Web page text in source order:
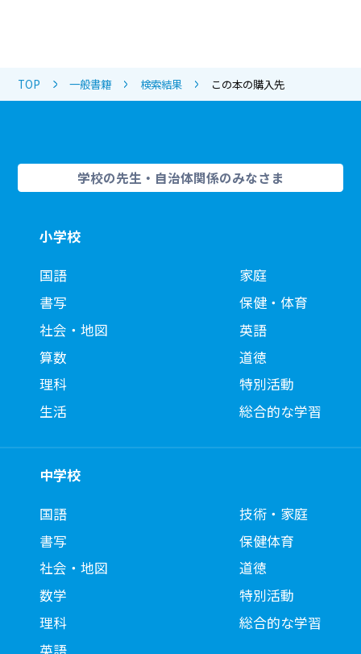
TOP 一般書籍 検索結果 この本の購入先
学校の先生・自治体関係のみなさま
小学校
国語
書写
社会・地図
算数
理科
生活
家庭
保健・体育
英語
道徳
特別活動
総合的な学習
中学校
国語
書写
社会・地図
数学
理科
技術・家庭
保健体育
道徳
特別活動
総合的な学習